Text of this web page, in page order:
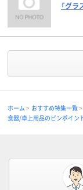
「グ
ホーム おすすめ特集一覧
食器/卓上用品のピンポイン